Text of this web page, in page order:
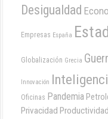
Desigualdad
Empresas España
Globalización Grecia
Innovación
Oficinas Pandemia
Privacidad Productividad